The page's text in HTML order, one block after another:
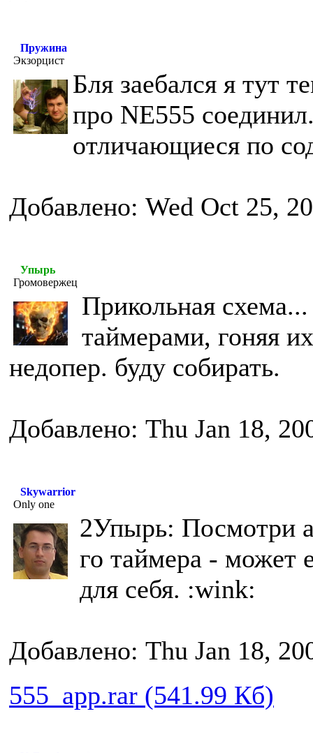
Пружина
Экзорцист
Бля заебался я тут
про NE555
отличающиеся по
Добавлено: Wed Oct 25,
Упырь
Громовержец
Прикольная
таймерами, гоняя
недопер. буду собирать.
Добавлено: Thu Jan 18,
Skywarrior
Only one
2Упырь: Посмотри
го таймера - может
для себя. :wink:
Добавлено: Thu Jan 18,
555_app.rar (541.99 Кб)